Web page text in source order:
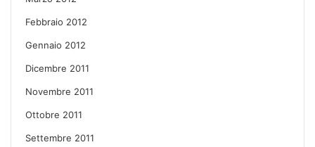
Febbraio 2012
Gennaio 2012
Dicembre 2011
Novembre 2011
Ottobre 2011
Settembre 2011